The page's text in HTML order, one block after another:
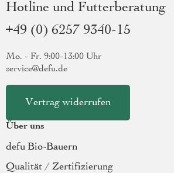
Hotline und Futterberatung
+49 (0) 6257 9340-15
Mo. - Fr. 9:00-13:00 Uhr
service@defu.de
Vertrag widerrufen
Über uns
defu Bio-Bauern
Qualität / Zertifizierung